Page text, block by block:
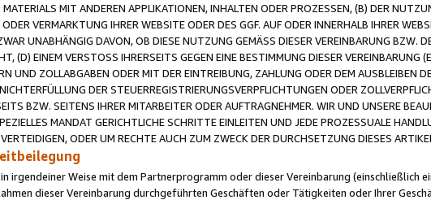
MIT ANDEREN APPLIKATIONEN, INHALTEN ODER PROZESSEN, (B) DER
VERMARKTUNG IHRER WEBSITE ODER DES GGF. AUF ODER INNERHALB IHRER
UNABHÄNGIG DAVON, OB DIESE NUTZUNG GEMÄSS DIESER VEREINBARUNG BZW.
(D) EINEM VERSTOSS IHRERSEITS GEGEN EINE BESTIMMUNG DIESER VEREINBARUNG
UND ZOLLABGABEN ODER MIT DER EINTREIBUNG, ZAHLUNG ODER DEM AUSBLEIBEN
DER STEUERREGISTRIERUNGSVERPFLICHTUNGEN ODER
BZW. SEITENS IHRER MITARBEITER ODER AUFTRAGNEHMER. WIR UND UNSERE
MANDAT GERICHTLICHE SCHRITTE EINLEITEN UND JEDE PROZESSUALE
ODER UM RECHTE AUCH ZUM ZWECK DER DURCHSETZUNG DIESES
irgendeiner Weise mit dem Partnerprogramm oder dieser Vereinbarung (einschließlich
dieser Vereinbarung durchgeführten Geschäften oder Tätigkeiten oder Ihrer